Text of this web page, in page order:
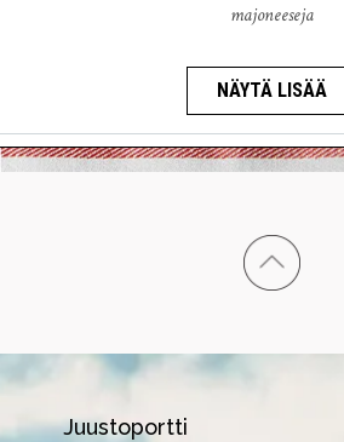
majoneeseja
NÄYTÄ LISÄÄ
Juustoportti